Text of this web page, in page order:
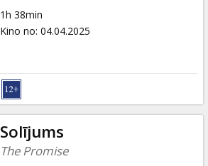
1h 38min
Kino no: 04.04.2025
Solījums
The Promise